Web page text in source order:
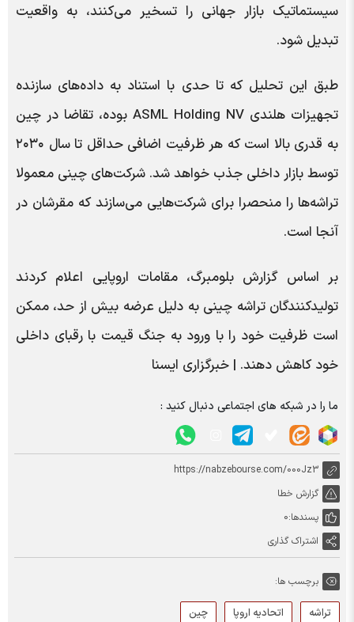
سیستماتیک بازار جهانی را تسخیر می‌کنند، به واقعیت
تبدیل شود.
طبق این تحلیل که تا حدی با استناد به داده‌های سازنده
تجهیزات هلندی ASML Holding NV بوده، تقاضا در چین
به قدری بالا است که هر ظرفیت اضافی حداقل تا سال ۲۰۳۰
توسط بازار داخلی جذب خواهد شد. شرکت‌های چینی معمولا
تراشه‌ها را منحصرا برای شرکت‌هایی می‌سازند که مقرشان در
آنجا است.
بر اساس گزارش بلومبرگ، مقامات اروپایی اعلام کردند
تولیدکنندگان تراشه چینی به دلیل عرضه بیش از حد، ممکن
است ظرفیت خود را با ورود به جنگ قیمت با رقبای داخلی
خود کاهش دهند. | خبرگزاری ایسنا
ما را در شبکه های اجتماعی دنبال کنید :
https://nabzebourse.com/000Jz3
گزارش خطا
پسندها:0
اشتراک گذاری
برچسب ها:
تراشه اتحادیه اروپا چین